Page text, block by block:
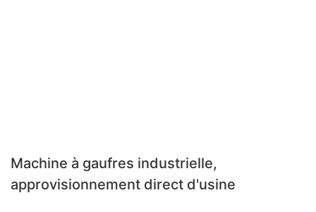
Machine à gaufres industrielle,
approvisionnement direct d'usine